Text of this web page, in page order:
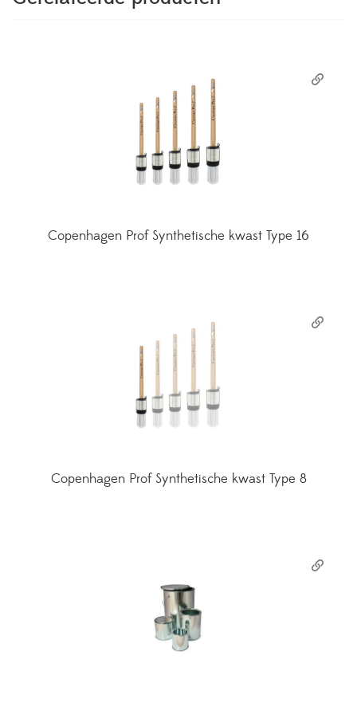
Copenhagen Prof Synthetische kwast Type 16
Copenhagen Prof Synthetische kwast Type 8